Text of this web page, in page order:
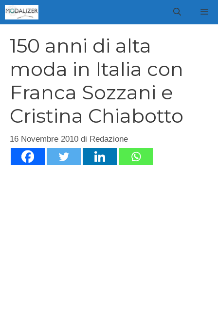
Vai
al
150 anni di alta
moda in Italia con
Franca Sozzani e
Cristina Chiabotto
16 Novembre 2010 di Redazione